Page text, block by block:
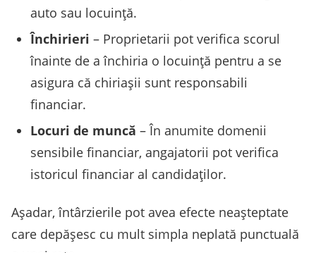
auto sau locuință.
Închirieri – Proprietarii pot verifica scorul
înainte de a închiria o locuință pentru a se
asigura că chiriașii sunt responsabili
financiar.
Locuri de muncă – În anumite domenii
sensibile financiar, angajatorii pot verifica
istoricul financiar al candidaților.
Așadar, întârzierile pot avea efecte neașteptate
care depășesc cu mult simpla neplată punctuală